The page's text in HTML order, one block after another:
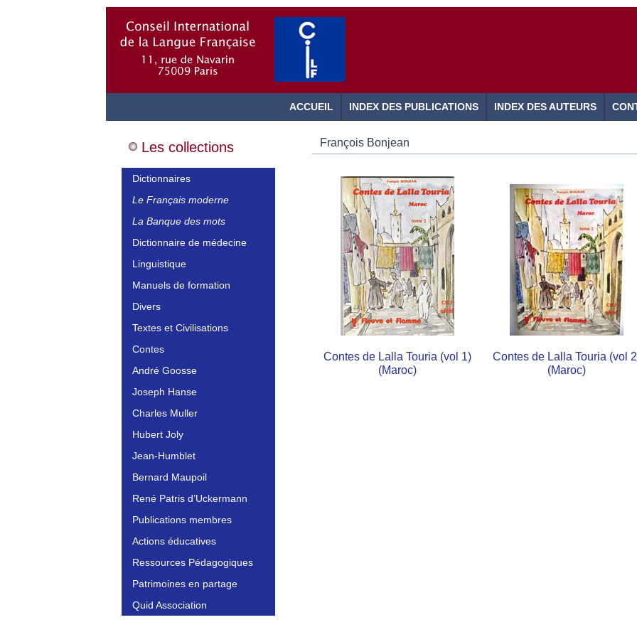
ACCUEIL INDEX DES PUBLICATIONS INDEX DES AUTEURS
Les collections
Dictionnaires
Le Français moderne
La Banque des mots
Dictionnaire de médecine
Linguistique
Manuels de formation
Divers
Textes et Civilisations
Contes
André Goosse
Joseph Hanse
Charles Muller
Hubert Joly
Jean-Humblet
Bernard Maupoil
René Patris d’Uckermann
Publications membres
Actions éducatives
Ressources Pédagogiques
Patrimoines en partage
Quid Association
François Bonjean
Contes de Lalla Touria (vol 1)
(Maroc)
Contes de Lalla Touria (vol
(Maroc)